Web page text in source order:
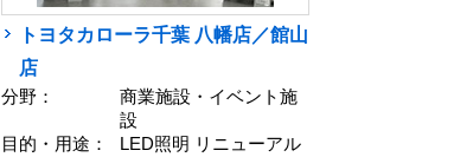
トヨタカローラ千葉 八幡店／館山
店
分野：
商業施設・イベント施
設
目的・用途：
LED照明 リニューアル